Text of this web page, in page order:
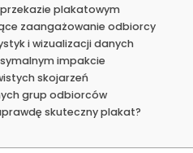
plakatowym
zaangażowanie odbiorcy
i wizualizacji danych
impakcie
skojarzeń
grup odbiorców
skuteczny plakat?